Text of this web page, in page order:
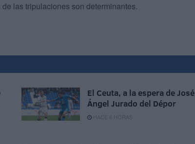
las tripulaciones son determinantes.
El Ceuta, a la espera de José
Ángel Jurado del Dépor
HACE 6 HORAS